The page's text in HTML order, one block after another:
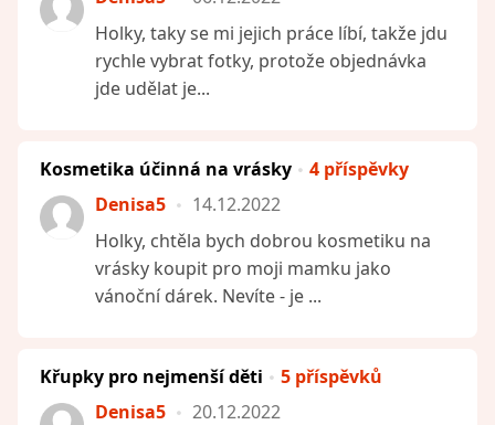
Holky, taky se mi jejich práce líbí, takže jdu
rychle vybrat fotky, protože objednávka
jde udělat je...
Kosmetika účinná na vrásky
4 příspěvky
Denisa5
14.12.2022
Holky, chtěla bych dobrou kosmetiku na
vrásky koupit pro moji mamku jako
vánoční dárek. Nevíte - je ...
Křupky pro nejmenší děti
5 příspěvků
Denisa5
20.12.2022